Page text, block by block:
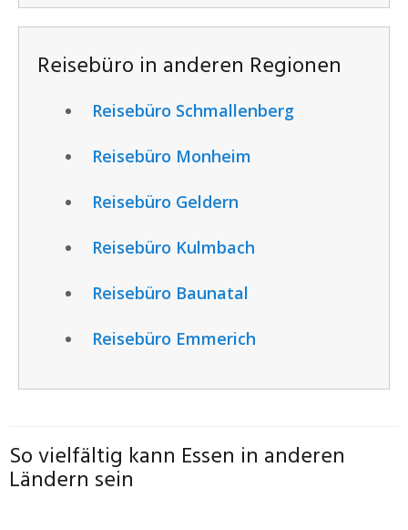
Reisebüro in anderen Regionen
Reisebüro Schmallenberg
Reisebüro Monheim
Reisebüro Geldern
Reisebüro Kulmbach
Reisebüro Baunatal
Reisebüro Emmerich
So vielfältig kann Essen in anderen
Ländern sein